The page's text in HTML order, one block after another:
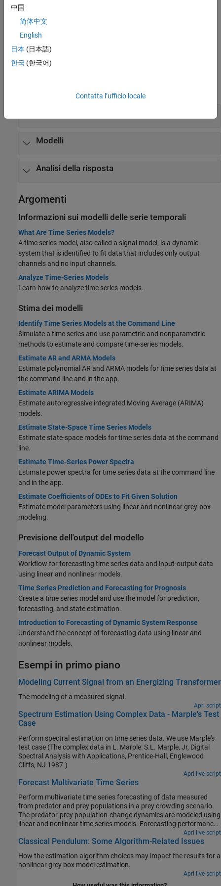
È possibile utilizzare i modelli identificati per prevedere l'output del
Dalla riga di comando è inoltre possibile prevedere gli output del
modello oltre l'intervallo di tempo dei dati misurati.
Funzioni
Modelli
Analisi della risposta
Argomenti
Informazioni sui modelli delle serie temporali
What Are Time Series Models?
A time series model, also called a signal model, is a dynamic
system that is identified to fit data that includes only output
channels and no input channels.
Analyze Time-Series Models
Learn how to analyze time series models.
Stima dei modelli
Identify Time Series Models at the Command Line
Simulate a time series and use parametric and nonparametric
methods to estimate and compare time-series models.
Estimate AR and ARMA Models
Estimate polynomial AR and ARMA models for time series data at
the command line and in the app.
Estimate ARIMA Models
Estimate autoregressive integrated Moving Average (ARIMA)
models.
Estimate State-Space Time Series Models
Estimate state-space models for time series data at the command
line.
Estimate Time-Series Power Spectra
Estimate power spectra for time series data at the command line
and in the app.
Estimate Coefficients of ODEs to Fit Given Solution
Estimate model parameters using linear and nonlinear grey-box
modeling.
Previsione dell'output del modello
Forecast Output of Dynamic System
Workflow for forecasting time series data and input-output data
using linear and nonlinear models.
Time Series Prediction and Forecasting for Prognosis
Create a time series model and use the model for prediction,
forecasting, and state estimation.
Introduction to Forecasting of Dynamic System Response
Understand the concept of forecasting data using linear and
nonlinear models.
Esempi in primo piano
Modeling Current Signal from an Energizing Transformer
The modeling of a measured signal.
Apri script
Spectrum Estimation Using Complex Data - Marple's Test
Case
Perform spectral estimation on time series data. We use Marple's
test case (The complex data in L. Marple: S.L. Marple, Jr, Digital
Spectral Analysis with Applications, Prentice-Hall, Englewood
Cliffs, NJ 1987.)
Apri live script
Forecast Multivariate Time Series
Perform multivariate time series forecasting of data measured
from predator and prey populations in a prey crowding scenario.
The predator-prey population-change dynamics are modeled using
linear and nonlinear time series models. Forecasting performance
Apri live script
Classical Pendulum: Some Algorithm-Related Issues
How the estimation algorithm choices may impact the results for a
nonlinear grey box model estimation.
Apri live script
中国
简体中文
English
日本 (日本語)
한국 (한국어)
Contatta l’ufficio locale